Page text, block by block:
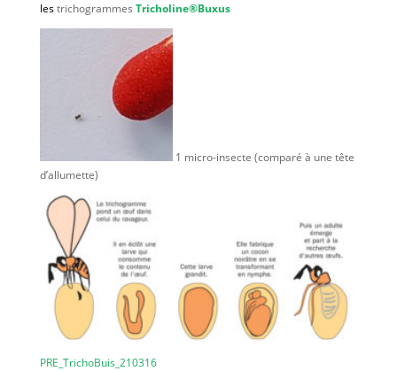
lestrichogrammes Tricholine®Buxus
1 micro-insecte (comparé à une tête
d’allumette)
PRE_TrichoBuis_210316